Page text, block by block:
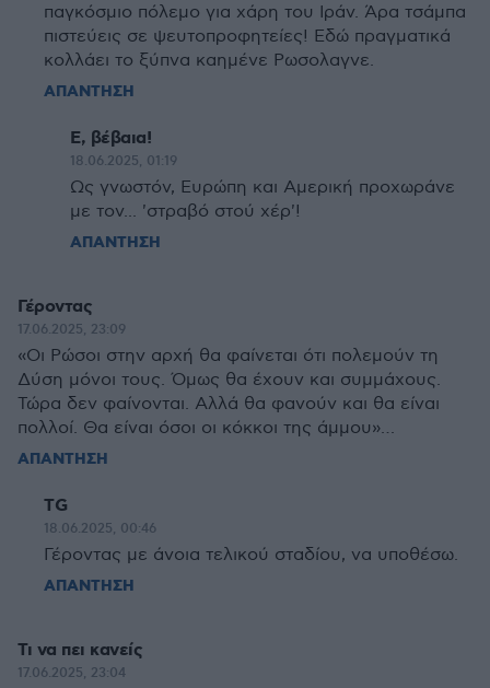
παγκόσμιο πόλεμο για χάρη του Ιράν. Άρα τσάμπα
πιστεύεις σε ψευτοπροφητείες! Εδώ πραγματικά
κολλάει το ξύπνα καημένε Ρωσολαγνε.
ΑΠΑΝΤΗΣΗ
Ε, βέβαια!
18.06.2025, 01:19
Ως γνωστόν, Ευρώπη και Αμερική προχωράνε
με τον... 'στραβό στού χέρ'!
ΑΠΑΝΤΗΣΗ
Γέροντας
17.06.2025, 23:09
«Οι Ρώσοι στην αρχή θα φαίνεται ότι πολεμούν τη
Δύση μόνοι τους. Όμως θα έχουν και συμμάχους.
Τώρα δεν φαίνονται. Αλλά θα φανούν και θα είναι
πολλοί. Θα είναι όσοι οι κόκκοι της άμμου»…
ΑΠΑΝΤΗΣΗ
TG
18.06.2025, 00:46
Γέροντας με άνοια τελικού σταδίου, να υποθέσω.
ΑΠΑΝΤΗΣΗ
Τι να πει κανείς
17.06.2025, 23:04